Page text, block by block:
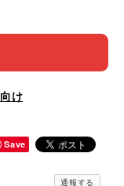
け
Save
通報する